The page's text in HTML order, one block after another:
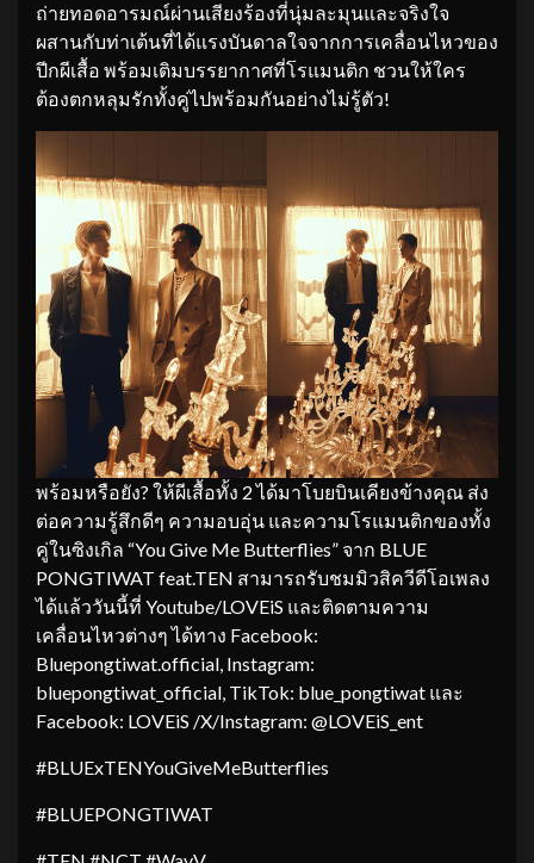
ถ่ายทอดอารมณ์ผ่านเสียงร้องที่นุ่มละมุนและจริงใจ
ผสานกับท่าเต้นที่ได้แรงบันดาลใจจากการเคลื่อนไหวของ
ปีกผีเสื้อ พร้อมเติมบรรยากาศที่โรแมนติก ชวนให้ใคร
ต้องตกหลุมรักทั้งคู่ไปพร้อมกันอย่างไม่รู้ตัว!
พร้อมหรือยัง? ให้ผีเสื้อทั้ง 2 ได้มาโบยบินเคียงข้างคุณ ส่ง
ต่อความรู้สึกดีๆ ความอบอุ่น และความโรแมนติกของทั้ง
คู่ในซิงเกิล “You Give Me Butterflies” จาก BLUE
PONGTIWAT feat.TEN สามารถรับชมมิวสิควีดีโอเพลง
ได้แล้ววันนี้ที่ Youtube/LOVEiS และติดตามความ
เคลื่อนไหวต่างๆ ได้ทาง Facebook:
Bluepongtiwat.official, Instagram:
bluepongtiwat_official, TikTok: blue_pongtiwat และ
Facebook: LOVEiS /X/Instagram: @LOVEiS_ent
#BLUExTENYouGiveMeButterflies
#BLUEPONGTIWAT